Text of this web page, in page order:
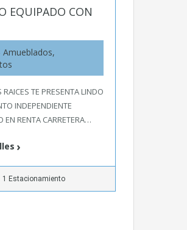
EQUIPADO CON
Amueblados,
RAICES TE PRESENTA LINDO
INDEPENDIENTE
EN RENTA CARRETERA…
1 Estacionamiento